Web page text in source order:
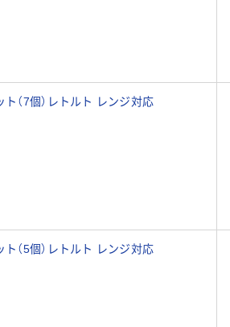
（7個）レトルト レンジ対応
（5個）レトルト レンジ対応